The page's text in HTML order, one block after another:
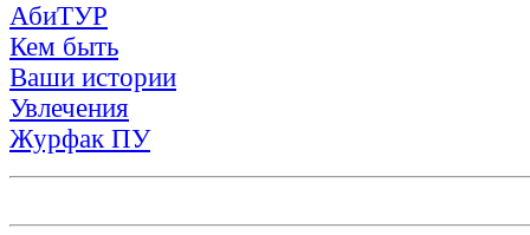
АбиТУР
Кем быть
Ваши истории
Увлечения
Журфак ПУ